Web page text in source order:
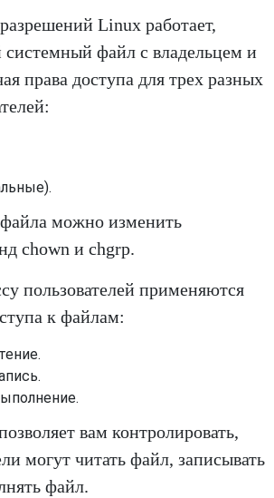
Linux работает,
системный файл с владельцем и
права доступа для трех разных
можно изменить
chown и chgrp.
пользователей применяются
к файлам:
вам контролировать,
могут читать файл, записывать
файл.